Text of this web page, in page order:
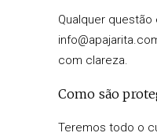
Qualquer
com clareza.
Como são
Teremos todo o